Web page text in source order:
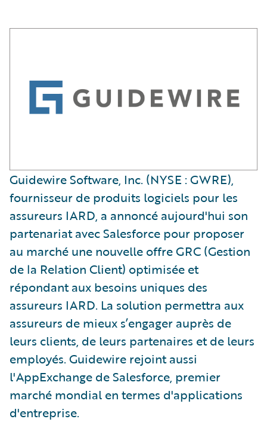
​Guidewire Software, Inc. (NYSE : GWRE),
fournisseur de produits logiciels pour les
assureurs IARD, a annoncé aujourd'hui son
partenariat avec Salesforce pour proposer
au marché une nouvelle offre GRC (Gestion
de la Relation Client) optimisée et
répondant aux besoins uniques des
assureurs IARD. La solution permettra aux
assureurs de mieux s’engager auprès de
leurs clients, de leurs partenaires et de leurs
employés. Guidewire rejoint aussi
l'AppExchange de Salesforce, premier
marché mondial en termes d'applications
d'entreprise.